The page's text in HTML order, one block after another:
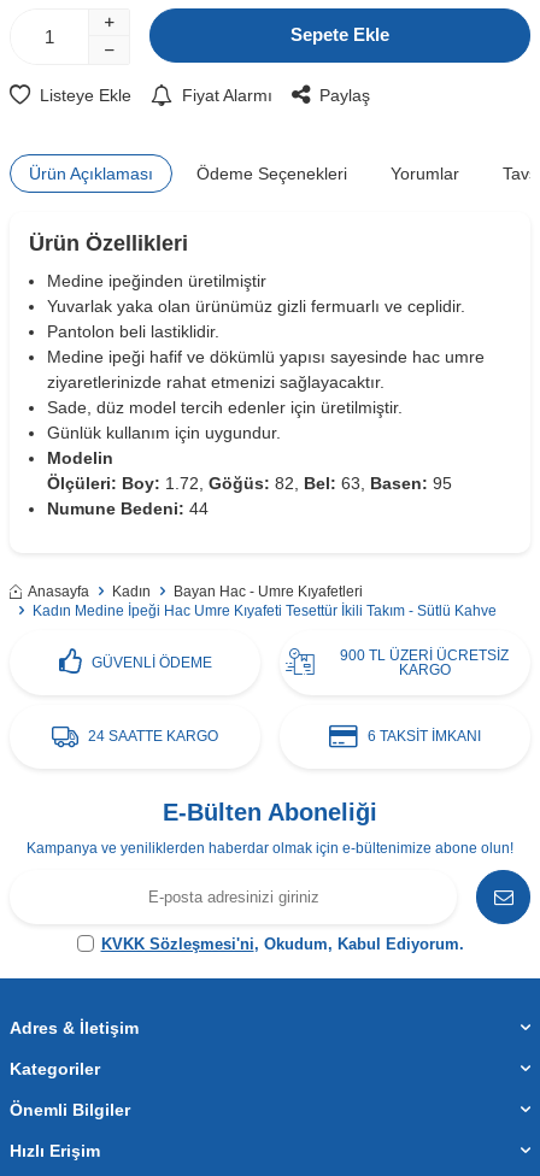
Sepete Ekle
Listeye Ekle Fiyat Alarmı Paylaş
Ürün Açıklaması Ödeme Seçenekleri Yorumlar
Ürün Özellikleri
Medine ipeğinden üretilmiştir
Yuvarlak yaka olan ürünümüz gizli fermuarlı ve ceplidir.
Pantolon beli lastiklidir.
Medine ipeği hafif ve dökümlü yapısı sayesinde hac umre
ziyaretlerinizde rahat etmenizi sağlayacaktır.
Sade, düz model tercih edenler için üretilmiştir.
Günlük kullanım için uygundur.
Modelin
Ölçüleri: Boy: 1.72, Göğüs: 82, Bel: 63, Basen: 95
Numune Bedeni: 44
Anasayfa Kadın
Bayan Hac - Umre Kıyafetleri
Kadın Medine İpeği Hac Umre Kıyafeti Tesettür İkili Takım - Sütlü Kahve
GÜVENLİ ÖDEME
900 TL ÜZERİ ÜCRETSİZ
KARGO
24 SAATTE KARGO 6 TAKSİT İMKANI
E-Bülten Aboneliği
Kampanya ve yeniliklerden haberdar olmak için e-bültenimize abone olun!
KVKK Sözleşmesi'ni, Okudum, Kabul Ediyorum.
Adres & İletişim
Kategoriler
Önemli Bilgiler
Hızlı Erişim